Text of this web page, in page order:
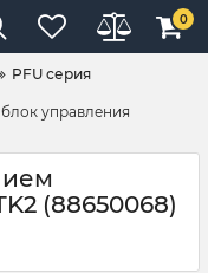
0
PFU серия
управления
(88650068)